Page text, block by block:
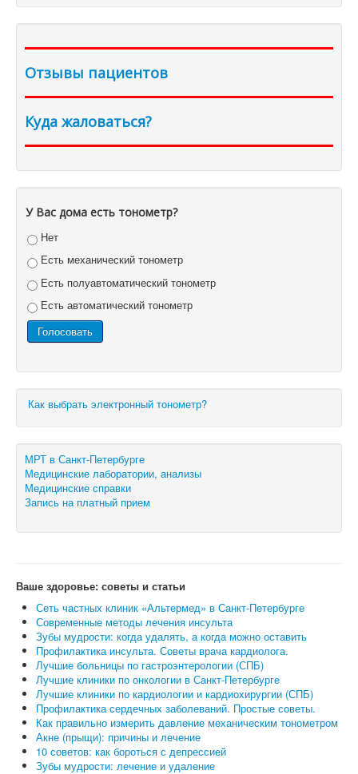
Отзывы пациентов
Куда жаловаться?
У Вас дома есть тонометр?
Нет
Есть механический тонометр
Есть полуавтоматический тонометр
Есть автоматический тонометр
Как выбрать электронный тонометр?
МРТ в Санкт-Петербурге
Медицинские лаборатории, анализы
Медицинские справки
Запись на платный прием
Ваше здоровье: советы и статьи
Сеть частных клиник «Альтермед» в Санкт-Петербурге
Современные методы лечения инсульта
Зубы мудрости: когда удалять, а когда можно оставить
Профилактика инсульта. Советы врача кардиолога.
Лучшие больницы по гастроэнтерологии (СПБ)
Лучшие клиники по онкологии в Санкт-Петербурге
Лучшие клиники по кардиологии и кардиохирургии (СПБ)
Профилактика сердечных заболеваний. Простые советы.
Как правильно измерить давление механическим тонометром
Акне (прыщи): причины и лечение
10 советов: как бороться с депрессией
Зубы мудрости: лечение и удаление